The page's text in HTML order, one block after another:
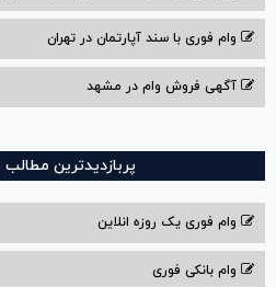
وام فوری با سند آپارتمان در تهران
آگهی فروش وام در مشهد
پربازدیدترین
وام فوری یک روزه انلاین
وام بانکی فوری